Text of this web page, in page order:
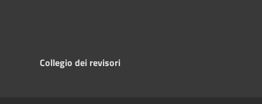
Collegio dei revisori